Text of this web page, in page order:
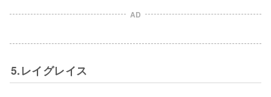
AD
5.レイグレイス